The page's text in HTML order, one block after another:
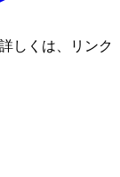
しくは、リンク